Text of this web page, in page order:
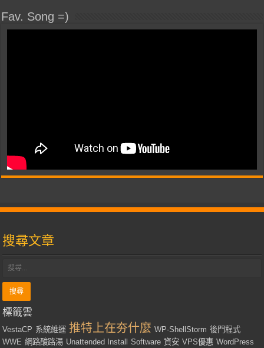
Fav. Song =)
搜尋文章
標籤雲
VestaCP 系統維運 推特上在夯什麼 WP-ShellStorm 後門程式
WWE 網路酸路湯 Unattended Install Software 資安 VPS優惠 WordPress